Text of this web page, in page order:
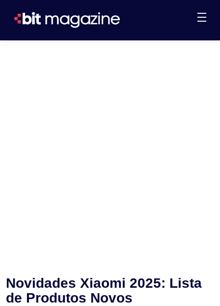
Novidades Xiaomi 2025: Lista
de Produtos Novos